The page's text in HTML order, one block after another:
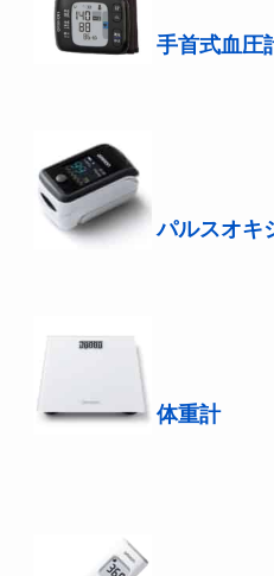
手首式血圧
パルスオキ
体重計